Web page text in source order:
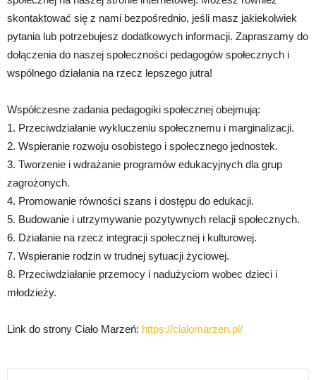
skontaktować się z nami bezpośrednio, jeśli masz jakiekolwiek
pytania lub potrzebujesz dodatkowych informacji. Zapraszamy do
dołączenia do naszej społeczności pedagogów społecznych i
wspólnego działania na rzecz lepszego jutra!
Współczesne zadania pedagogiki społecznej obejmują:
1. Przeciwdziałanie wykluczeniu społecznemu i marginalizacji.
2. Wspieranie rozwoju osobistego i społecznego jednostek.
3. Tworzenie i wdrażanie programów edukacyjnych dla grup
zagrożonych.
4. Promowanie równości szans i dostępu do edukacji.
5. Budowanie i utrzymywanie pozytywnych relacji społecznych.
6. Działanie na rzecz integracji społecznej i kulturowej.
7. Wspieranie rodzin w trudnej sytuacji życiowej.
8. Przeciwdziałanie przemocy i nadużyciom wobec dzieci i
młodzieży.
Link do strony Ciało Marzeń: https://cialomarzen.pl/